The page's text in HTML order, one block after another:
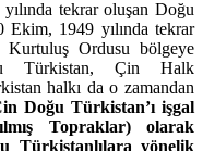
tekrar oluşan Doğu
1949 yılında tekrar
Kurtuluş Ordusu bölgeye
Türkistan, Çin Halk
halkı da o zamandan
Doğu Türkistan’ı işgal
Topraklar) olarak
Türkistanlılara yönelik